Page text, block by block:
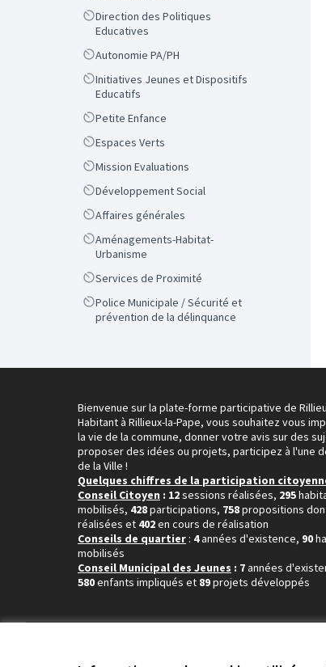
Scope
Direction des Politiques
Educatives
ScopeAutonomie PA/PH
Scope
Initiatives Jeunes et Dispositifs
Educatifs
ScopePetite Enfance
ScopeEspaces Verts
ScopeMission Evaluations
ScopeDéveloppement Social
ScopeAffaires générales
Scope
Aménagements-Habitat-
Urbanisme
ScopeServices de Proximité
Scope
Police Municipale / Sécurité et
prévention de la délinquance
Bienvenue sur la plate-forme participative de
Habitant à Rillieux-la-Pape, vous souhaitez vous
la vie de la commune, donner votre avis sur des
proposer des idées ou projets, participez à l'une
de la Ville !
Quelques chiffres de la participation
Conseil Citoyen : 12sessions réalisées, 295
mobilisés, 428participations, 758propositions
réalisées et 402en cours de réalisation
Conseils de quartier : 4années d'existence, 90
mobilisés
Conseil Municipal des Jeunes : 7années
580enfants impliqués et 89projets développés